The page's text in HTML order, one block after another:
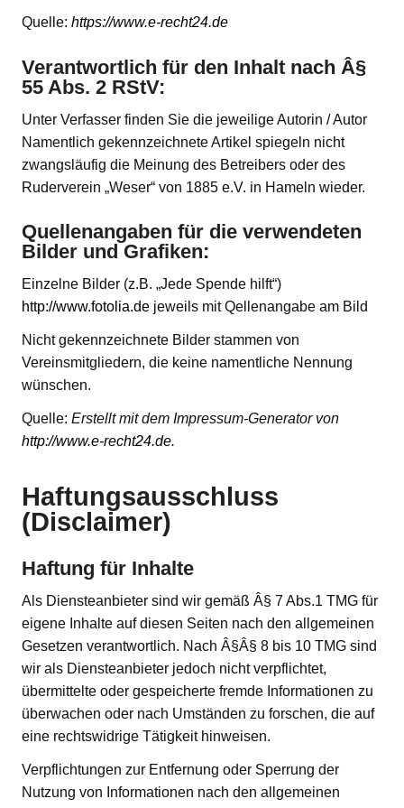
Quelle: https://www.e-recht24.de
Verantwortlich für den Inhalt nach Â§
55 Abs. 2 RStV:
Unter Verfasser finden Sie die jeweilige Autorin / Autor
Namentlich gekennzeichnete Artikel spiegeln nicht
zwangsläufig die Meinung des Betreibers oder des
Ruderverein „Weser“ von 1885 e.V. in Hameln wieder.
Quellenangaben für die verwendeten
Bilder und Grafiken:
Einzelne Bilder (z.B. „Jede Spende hilft“)
http://www.fotolia.de jeweils mit Qellenangabe am Bild
Nicht gekennzeichnete Bilder stammen von
Vereinsmitgliedern, die keine namentliche Nennung
wünschen.
Quelle: Erstellt mit dem Impressum-Generator von
http://www.e-recht24.de.
Haftungsausschluss
(Disclaimer)
Haftung für Inhalte
Als Diensteanbieter sind wir gemäß Â§ 7 Abs.1 TMG für
eigene Inhalte auf diesen Seiten nach den allgemeinen
Gesetzen verantwortlich. Nach Â§Â§ 8 bis 10 TMG sind
wir als Diensteanbieter jedoch nicht verpflichtet,
übermittelte oder gespeicherte fremde Informationen zu
überwachen oder nach Umständen zu forschen, die auf
eine rechtswidrige Tätigkeit hinweisen.
Verpflichtungen zur Entfernung oder Sperrung der
Nutzung von Informationen nach den allgemeinen